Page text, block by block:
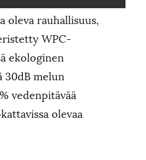
oleva rauhallisuus,
WPC-
ekologinen
melun
vedenpitävää
olevaa